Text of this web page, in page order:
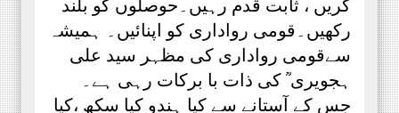
رکھیں۔قومی رواداری کو اپنائیں۔ ہمیشہ
سےقومی رواداری کی مظہر سید علی
ہجویری ؒ کی ذات با برکات رہی ہے۔
جس کے آستانے سے کیا ہندو کیا سکھ ،کیا